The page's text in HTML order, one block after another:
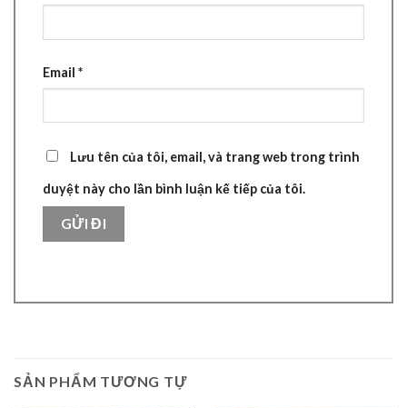
Email *
Lưu tên của tôi, email, và trang web trong trình
duyệt này cho lần bình luận kế tiếp của tôi.
SẢN PHẨM TƯƠNG TỰ